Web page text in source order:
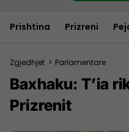
Prishtina Prizreni
Zgjedhjet > Parlamentare
Baxhaku: T’ia
Prizrenit